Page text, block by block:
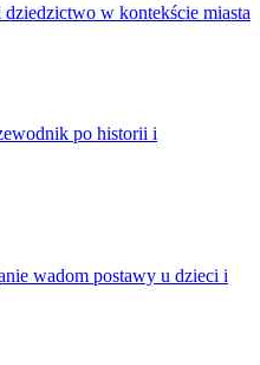
w kontekście miasta
po historii i
wadom postawy u dzieci i